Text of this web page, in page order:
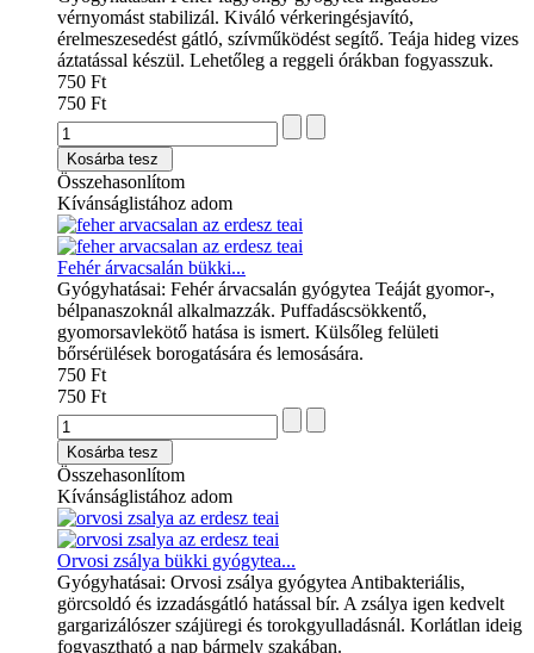
vérnyomást stabilizál. Kiváló vérkeringésjavító,
érelmeszesedést gátló, szívműködést segítő. Teája hideg vizes
áztatással készül. Lehetőleg a reggeli órákban fogyasszuk.
750 Ft
750 Ft
Kosárba tesz
Összehasonlítom
Kívánságlistához adom
Fehér árvacsalán bükki...
Gyógyhatásai: Fehér árvacsalán gyógytea Teáját gyomor-,
bélpanaszoknál alkalmazzák. Puffadáscsökkentő,
gyomorsavlekötő hatása is ismert. Külsőleg felületi
bőrsérülések borogatására és lemosására.
750 Ft
750 Ft
Kosárba tesz
Összehasonlítom
Kívánságlistához adom
Orvosi zsálya bükki gyógytea...
Gyógyhatásai: Orvosi zsálya gyógytea Antibakteriális,
görcsoldó és izzadásgátló hatással bír. A zsálya igen kedvelt
gargarizálószer szájüregi és torokgyulladásnál. Korlátlan ideig
fogyasztható a nap bármely szakában.